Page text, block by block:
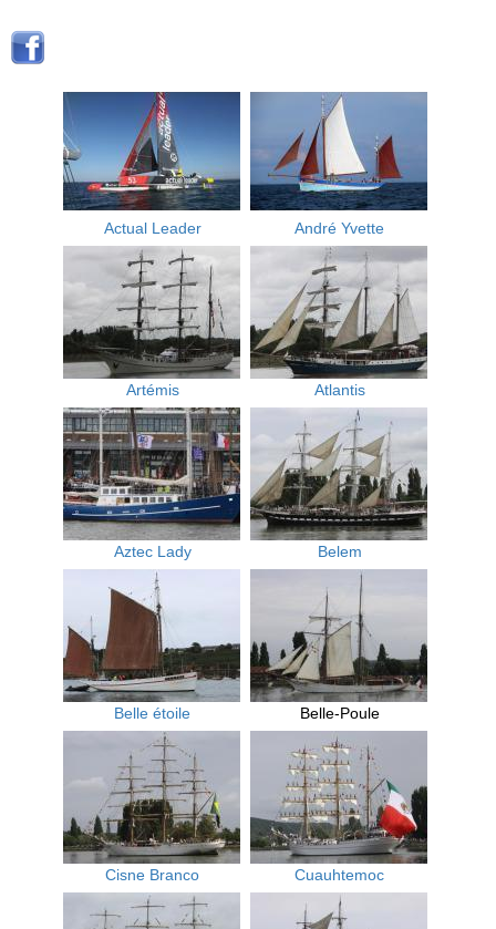
Actual Leader André Yvette
Artémis Atlantis
Aztec Lady Belem
Belle étoile Belle-Poule
Cisne Branco Cuauhtemoc